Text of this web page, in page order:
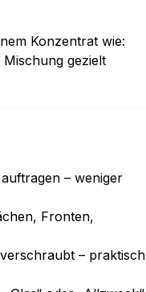
Konzentrat wie:
gezielt
– weniger
Fronten,
– praktisch